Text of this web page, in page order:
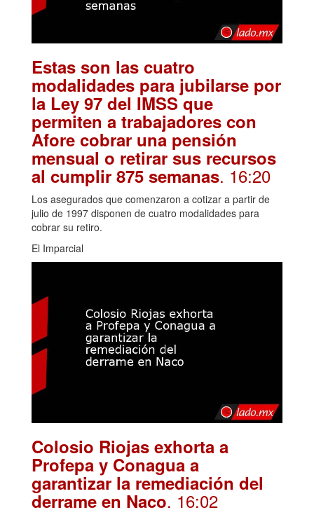
Estas son las cuatro
modalidades para jubilarse por
la Ley 97 del IMSS que
permiten a trabajadores con
Afore cobrar una pensión
mensual o retirar sus recursos
al cumplir 875 semanas. 16:20
Los asegurados que comenzaron a cotizar a partir de
julio de 1997 disponen de cuatro modalidades para
cobrar su retiro.
El Imparcial
Colosio Riojas exhorta a
Profepa y Conagua a
garantizar la remediación del
derrame en Naco. 16:02